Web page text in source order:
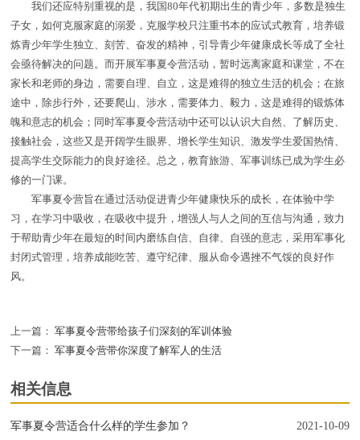
我们还应特别重视的是，我国80年代初期出生的青少年，多数是独生
子女，如何克服家庭的溺爱，克服学校只注重书本的应试式教育，培养锻
炼青少年学生独立、刻苦、奋发的精神，引导青少年健康成长等成了全社
会亟待解决的问题。而开展军事夏令营活动，暂时远离家庭和课堂，不在
家长和老师的身边，需要自理、自立，这是难得的独立生活的机会；在旅
途中，除步行外，还要爬山、涉水，需要体力、毅力，这是难得的锻炼体
魄和意志的机会；同时军事夏令营活动中还可以认识大自然、了解历史、
接触社会，这些又是开阔学生眼界、增长学生知识、激发学生爱国热情、
提高学生交际能力的良好途径。总之，教育旅游、军事训练已成为学生必
修的一门课。
军事夏令营旨在通过活动促进青少年健康快乐的成长，在体验中学
习，在学习中吸收，在吸收中提升，增强人与人之间的互信与沟通，致力
于帮助青少年在最短的时间内磨练自信、自律、自强的意志，采用军事化
封闭式管理，培养成能吃苦、遵守纪律、服从命令遇挫不气馁的良好作
风。
上一篇： 军事夏令营带给孩子们深刻的军训体验
下一篇： 军事夏令营带你深度了解军人的生活
相关信息
2021-10-09
军事夏令营适合什么样的学生参加？